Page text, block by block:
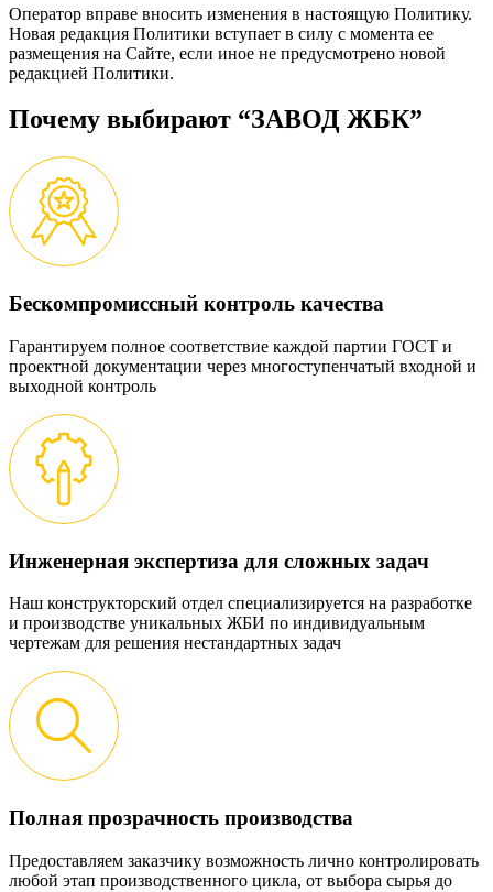
Оператор вправе вносить изменения в настоящую Политику.
Новая редакция Политики вступает в силу с момента ее
размещения на Сайте, если иное не предусмотрено новой
редакцией Политики.
Почему выбирают “ЗАВОД ЖБК”
Бескомпромиссный контроль качества
Гарантируем полное соответствие каждой партии ГОСТ и
проектной документации через многоступенчатый входной и
выходной контроль
Инженерная экспертиза для сложных задач
Наш конструкторский отдел специализируется на разработке
и производстве уникальных ЖБИ по индивидуальным
чертежам для решения нестандартных задач
Полная прозрачность производства
Предоставляем заказчику возможность лично контролировать
любой этап производственного цикла, от выбора сырья до